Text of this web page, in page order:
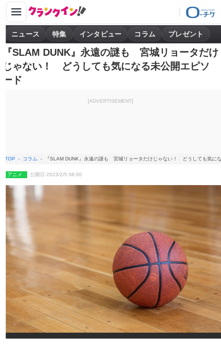
ニュース 特集 インタビュー コラム プレゼント
『SLAM DUNK』永遠の謎も 宮城リョータだけ
じゃない！ どうしても気になる未公開エピソ
ード
[ADVERTISEMENT]
TOP コラム 『SLAM DUNK』永遠の謎も 宮城リョータだけじゃない！ どうしても気に
アニメ 公開日 2023/2/5 08:00